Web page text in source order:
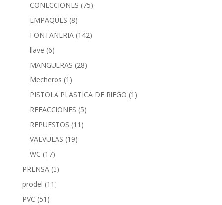
CONECCIONES (75)
EMPAQUES (8)
FONTANERIA (142)
llave (6)
MANGUERAS (28)
Mecheros (1)
PISTOLA PLASTICA DE RIEGO (1)
REFACCIONES (5)
REPUESTOS (11)
VALVULAS (19)
WC (17)
PRENSA (3)
prodel (11)
PVC (51)